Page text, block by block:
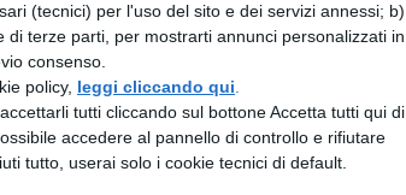
(tecnici) per l'uso del sito e dei servizi annessi; b)
terze parti, per mostrarti annunci personalizzati in
consenso.
policy, leggi cliccando qui
tutti cliccando sul bottone Accetta tutti qui di
accedere al pannello di controllo e rifiutare
tutto, userai solo i cookie tecnici di default.
di cittadini valentissimi e
conforto è certamente
tanto grande per lo
di valore, alle mogli, poiché
che piangere. Oh, se